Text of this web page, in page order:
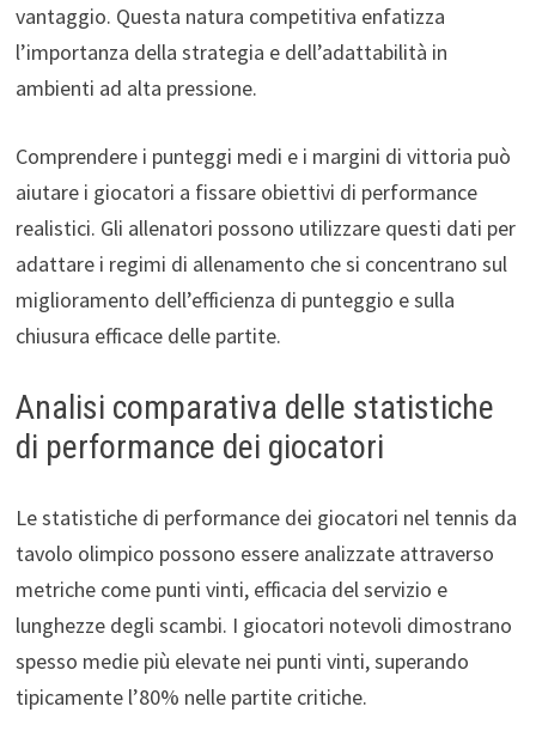
vantaggio. Questa natura competitiva enfatizza
l’importanza della strategia e dell’adattabilità in
ambienti ad alta pressione.
Comprendere i punteggi medi e i margini di vittoria può
aiutare i giocatori a fissare obiettivi di performance
realistici. Gli allenatori possono utilizzare questi dati per
adattare i regimi di allenamento che si concentrano sul
miglioramento dell’efficienza di punteggio e sulla
chiusura efficace delle partite.
Analisi comparativa delle statistiche
di performance dei giocatori
Le statistiche di performance dei giocatori nel tennis da
tavolo olimpico possono essere analizzate attraverso
metriche come punti vinti, efficacia del servizio e
lunghezze degli scambi. I giocatori notevoli dimostrano
spesso medie più elevate nei punti vinti, superando
tipicamente l’80% nelle partite critiche.